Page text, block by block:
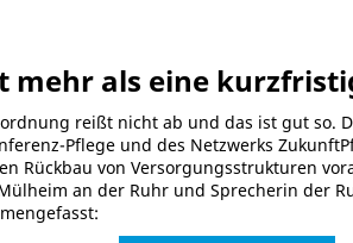
mehr als eine
reißt nicht ab und das ist gut so.
Pflege und des Netzwerks
Rückbau von Versorgungsstrukturen
an der Ruhr und Sprecherin der